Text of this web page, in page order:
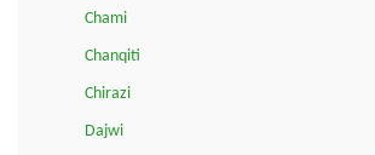
Chami
Chanqiti
Chirazi
Dajwi